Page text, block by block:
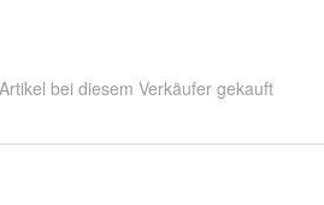
bei diesem Verkäufer gekauft